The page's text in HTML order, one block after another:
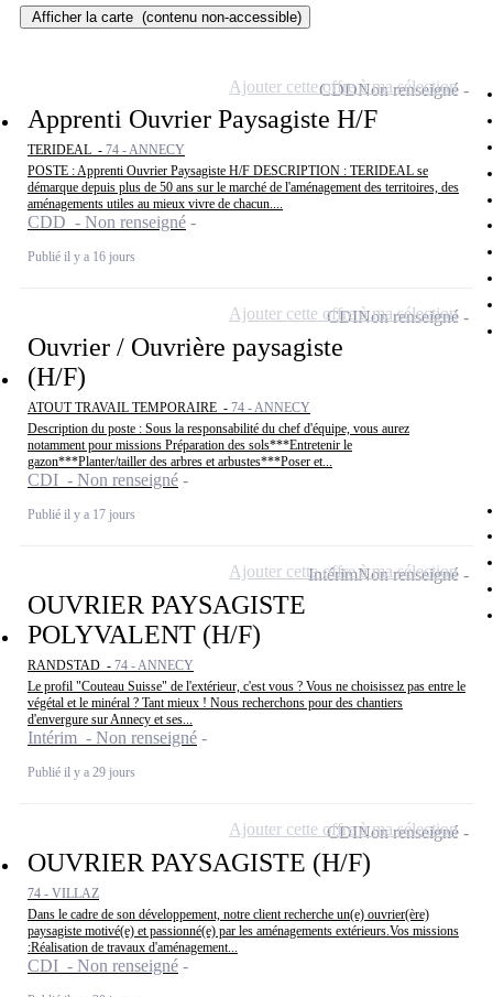
Afficher la carte (contenu non-accessible)
Apprenti Ouvrier Paysagiste H/F
TERIDEAL - 74 - ANNECY
POSTE : Apprenti Ouvrier Paysagiste H/F DESCRIPTION : TERIDEAL se
démarque depuis plus de 50 ans sur le marché de l'aménagement des territoires, des
aménagements utiles au mieux vivre de chacun....
CDD - Non renseigné
Publié il y a 16 jours
CDDNon renseigné
Ajouter cette offre à ma sélection
Ouvrier / Ouvrière paysagiste
(H/F)
ATOUT TRAVAIL TEMPORAIRE - 74 - ANNECY
Description du poste : Sous la responsabilité du chef d'équipe, vous aurez
notamment pour missions Préparation des sols***Entretenir le
gazon***Planter/tailler des arbres et arbustes***Poser et...
CDI - Non renseigné
Publié il y a 17 jours
CDINon renseigné
Ajouter cette offre à ma sélection
OUVRIER PAYSAGISTE
POLYVALENT (H/F)
RANDSTAD - 74 - ANNECY
Le profil "Couteau Suisse" de l'extérieur, c'est vous ? Vous ne choisissez pas entre le
végétal et le minéral ? Tant mieux ! Nous recherchons pour des chantiers
d'envergure sur Annecy et ses...
Intérim - Non renseigné
Publié il y a 29 jours
IntérimNon renseigné
Ajouter cette offre à ma sélection
OUVRIER PAYSAGISTE (H/F)
74 - VILLAZ
Dans le cadre de son développement, notre client recherche un(e) ouvrier(ère)
paysagiste motivé(e) et passionné(e) par les aménagements extérieurs.Vos missions
:Réalisation de travaux d'aménagement...
CDI - Non renseigné
CDINon renseigné
Ajouter cette offre à ma sélection